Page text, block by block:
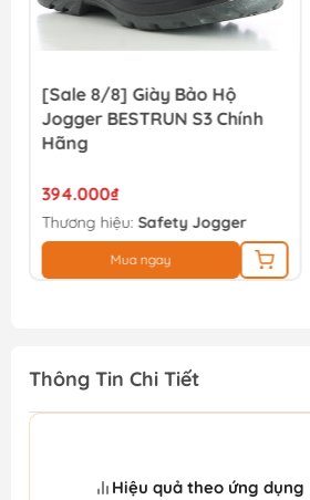
[Sale 8/8] Giày Bảo Hộ
Jogger BESTRUN S3 Chính
Hãng
394.000₫
Thương hiệu: Safety Jogger
Mua ngay
Thông Tin Chi Tiết
Hiệu quả theo ứng dụng